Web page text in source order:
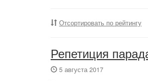
Отсортировать по рейтингу
Репетиция
5 августа 2017